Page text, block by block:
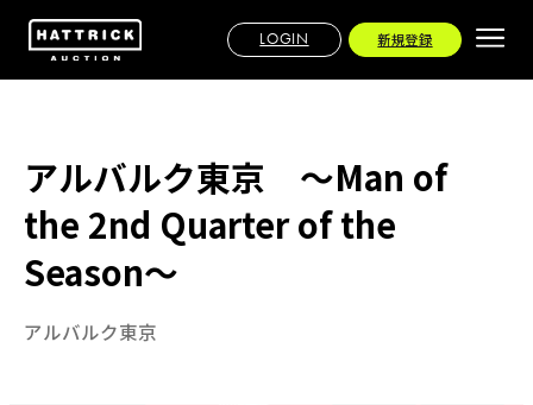
LOGIN 新規登録
アルバルク東京 ～Man of
the 2nd Quarter of the
Season～
アルバルク東京